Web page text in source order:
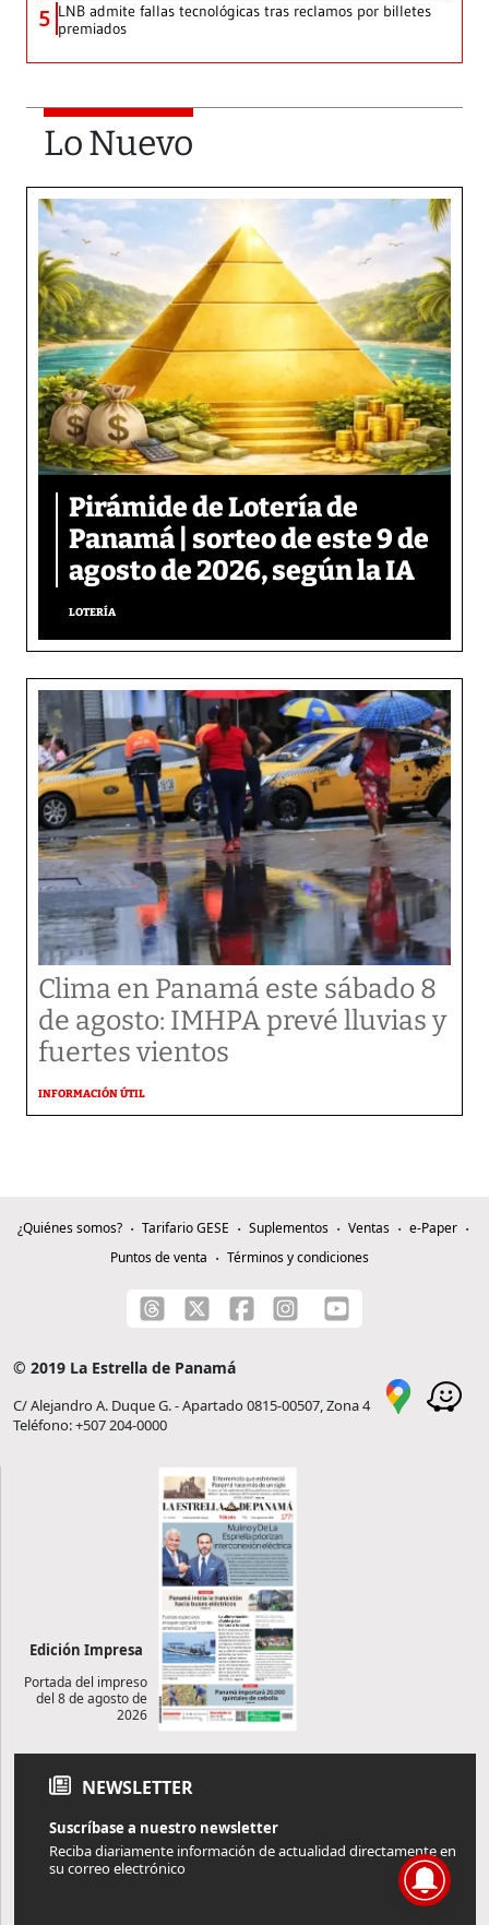
5 LNB admite fallas tecnológicas tras reclamos por billetes
premiados
Lo Nuevo
Pirámide de Lotería de
Panamá | sorteo de este 9 de
agosto de 2026, según la IA
LOTERÍA
Clima en Panamá este sábado 8
de agosto: IMHPA prevé lluvias y
fuertes vientos
INFORMACIÓN ÚTIL
¿Quiénes somos? Tarifario GESE Suplementos Ventas
e-Paper
Puntos de venta
Términos y condiciones
© 2019 La Estrella de Panamá
C/ Alejandro A. Duque G. - Apartado 0815-00507, Zona 4
Teléfono: +507 204-0000
Edición Impresa
Portada del impreso
del 8 de agosto de
2026
NEWSLETTER
Suscríbase a nuestro newsletter
Reciba diariamente información de actualidad directamente en
su correo electrónico